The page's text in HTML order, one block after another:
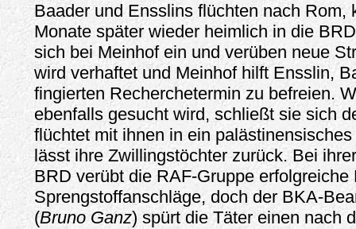
Baader und Ensslins flüchten nach Rom,
Monate später wieder heimlich in die
sich bei Meinhof ein und verüben neue
wird verhaftet und Meinhof hilft Ensslin,
fingierten Recherchetermin zu befreien.
ebenfalls gesucht wird, schließt sie sich
flüchtet mit ihnen in ein
lässt ihre Zwillingstöchter zurück. Bei
BRD verübt die RAF-Gruppe erfolgreiche
Sprengstoffanschläge, doch der BKA-
(Bruno Ganz) spürt die Täter einen nach